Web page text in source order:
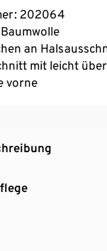
202064
an
mit leicht
vorne